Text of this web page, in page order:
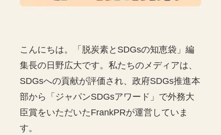
こんにちは。「脱炭素とSDGsの知恵袋」編
集長の日野広大です。私たちのメディアは、
SDGsへの貢献が評価され、政府SDGs推進本
部から「ジャパンSDGsアワード」で外務大
臣賞をいただいたFrankPRが運営していま
す。